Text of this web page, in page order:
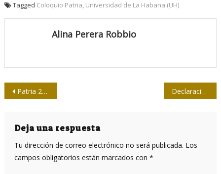
Tagged Coloquio Patria, Universidad de La Habana (UH)
Alina Perera Robbio
Navegación
entradas
Patria 2025: el pueblo de teleSur distingue a tres ciudadanos Declaración final del IV Coloquio Internacional “Patria”
Deja una respuesta
Tu dirección de correo electrónico no será publicada. Los
campos obligatorios están marcados con *